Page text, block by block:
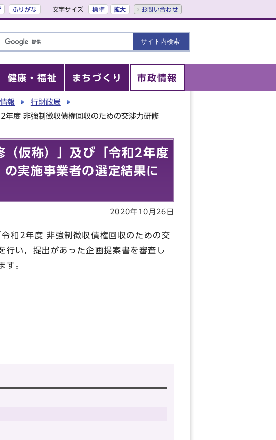
ふりがな 文字サイズ 標準 拡大 お問い合わせ
健康・福祉 まちづくり 市政情報
報
行財政局
年度 非強制徴収債権回収のための交渉力研修
（仮称）」及び「令和2年度
実施事業者の選定結果に
2020年10月26日
和2年度 非強制徴収債権回収のための交
行い，提出があった企画提案書を審査し
す。